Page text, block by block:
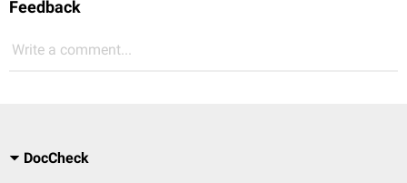
Feedback
Write a comment...
DocCheck